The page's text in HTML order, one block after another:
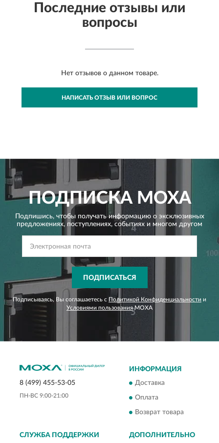
Последние отзывы или
вопросы
Нет отзывов о данном товаре.
НАПИСАТЬ ОТЗЫВ ИЛИ ВОПРОС
ПОДПИСКАMOXA
Подпишись, чтобы получать информацию о эксклюзивных
предложениях, поступлениях, событиях и многом другом
ПОДПИСАТЬСЯ
Подписываясь, Вы соглашаетесь с Политикой Конфиденциальности и
Условиями пользованияMOXA
8 (499) 455-53-05
ПН-ВС 9:00-21:00
ИНФОРМАЦИЯ
Доставка
Оплата
Возврат товара
СЛУЖБА ПОДДЕРЖКИ ДОПОЛНИТЕЛЬНО